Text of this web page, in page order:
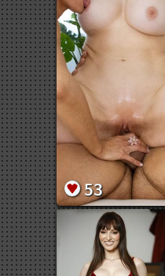
53